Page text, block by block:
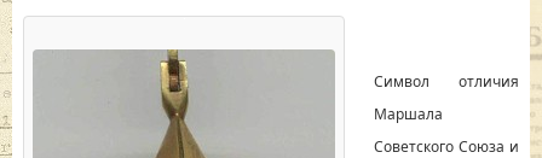
Символ отличия
Маршала
Советского Союза и